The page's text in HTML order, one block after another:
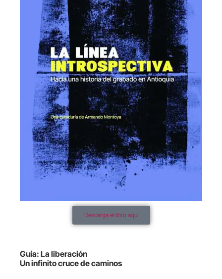
Descarga el libro aquí
Guía: La liberación
Un infinito cruce de caminos